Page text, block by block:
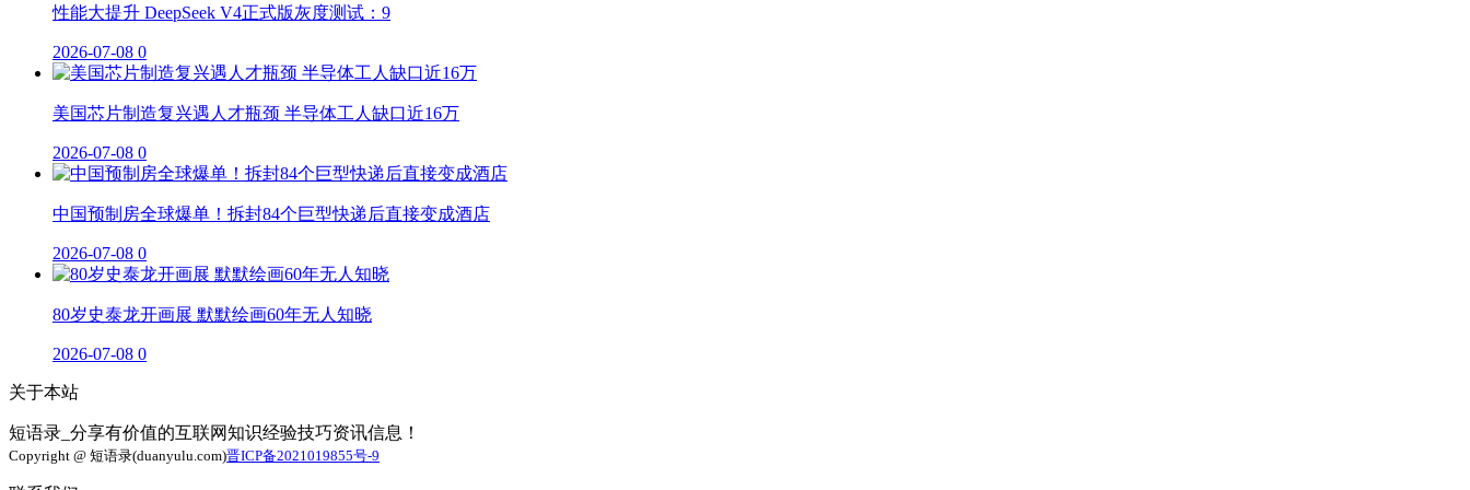
性能大提升 DeepSeek V4正式版灰度测试：9
2026-07-08 0
美国芯片制造复兴遇人才瓶颈 半导体工人缺口近16万
2026-07-08 0
中国预制房全球爆单！拆封84个巨型快递后直接变成酒店
2026-07-08 0
80岁史泰龙开画展 默默绘画60年无人知晓
2026-07-08 0
关于本站
短语录_分享有价值的互联网知识经验技巧资讯信息！
Copyright @ 短语录(duanyulu.com)晋ICP备2021019855号-9